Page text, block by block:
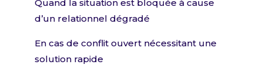
Quand la situation est bloquée à cause
d’un relationnel dégradé
En cas de conflit ouvert nécessitant une
solution rapide